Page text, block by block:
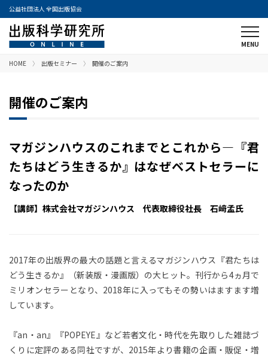
公益社団法人 全国出版協会
HOME 出版セミナー 開催のご案内
開催のご案内
マガジンハウスのこれまでとこれから―『君
たちはどう生きるか』はなぜベストセラーに
なったのか
【講師】株式会社マガジンハウス 代表取締役社長 石﨑孟氏
2017年の出版界の最大の話題と言えるマガジンハウス『君たちは
どう生きるか』（新装版・漫画版）の大ヒット。刊行から4ヵ月で
ミリオンセラーとなり、2018年に入ってもその勢いはますます増
しています。
『an・an』『POPEYE』など若者文化・時代を先取りした雑誌づ
くりに定評のある同社ですが、2015年より書籍の企画・販促・増